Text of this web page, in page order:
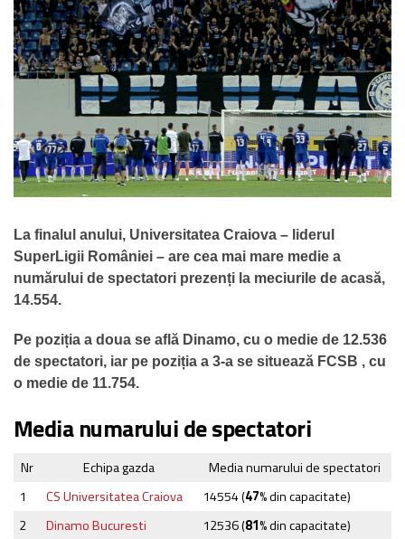
La finalul anului, Universitatea Craiova – liderul
SuperLigii României – are cea mai mare medie a
numărului de spectatori prezenți la meciurile de acasă,
14.554.
Pe poziția a doua se află Dinamo, cu o medie de 12.536
de spectatori, iar pe poziția a 3-a se situează FCSB , cu
o medie de 11.754.
Media numarului de spectatori
Nr Echipa gazda
Media numarului de spectatori
1
CS Universitatea Craiova 14554(47% din capacitate)
2
Dinamo Bucuresti 12536(81% din capacitate)